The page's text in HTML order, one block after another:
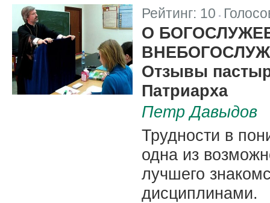
Рейтинг: 10 |
О
Отзывы
Патриарха
Петр Давыдов
Трудности в
одна из
лучшего
дисциплинами.